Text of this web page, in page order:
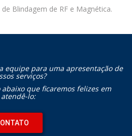
Blindagem de RF e Magnética.
equipe para uma apresentação de
serviços?
que ficaremos felizes em
atendê-lo: